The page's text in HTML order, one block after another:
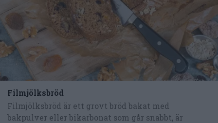
Filmjölksbröd
Filmjölksbröd är ett grovt bröd bakat med
bakpulver eller bikarbonat som går snabbt, är